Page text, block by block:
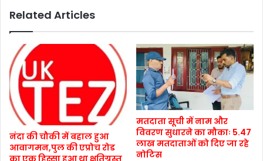
Related Articles
नंदा की चौकी में बहाल हुआ
आवागमन,पुल की एप्रोच रोड
का एक हिस्सा हुआ था क्षतिग्रस्त
मतदाता सूची में नाम और
विवरण सुधारने का मौकाः 5.47
लाख मतदाताओं को दिए जा रहे
नोटिस